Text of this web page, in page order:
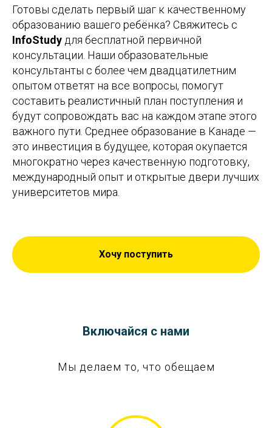
Готовы сделать первый шаг к качественному
образованию вашего ребёнка? Свяжитесь с
InfoStudyдля бесплатной первичной
консультации. Наши образовательные
консультанты с более чем двадцатилетним
опытом ответят на все вопросы, помогут
составить реалистичный план поступления и
будут сопровождать вас на каждом этапе этого
важного пути. Среднее образование в Канаде —
это инвестиция в будущее, которая окупается
многократно через качественную подготовку,
международный опыт и открытые двери лучших
университетов мира.
Хочу поступить
Включайся с нами
Мы делаем то, что обещаем